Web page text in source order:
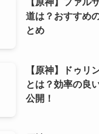
道は？おすすめ
とめ
【原神】ドゥリ
とは？効率の良
公開！